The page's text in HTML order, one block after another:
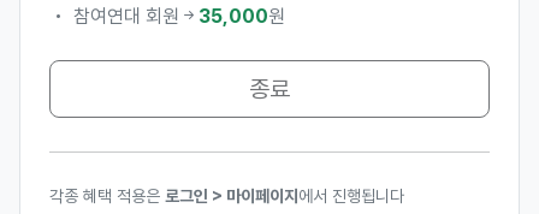
참여연대 회원
35,000원
종료
각종 혜택 적용은 로그인 > 마이페이지 에서 진행됩니다